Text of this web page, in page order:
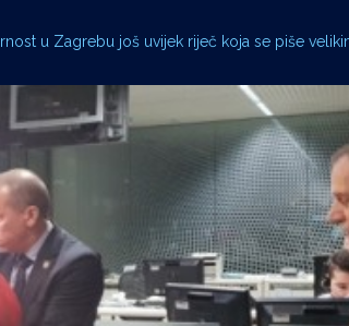
u Zagrebu još uvijek riječ koja se piše